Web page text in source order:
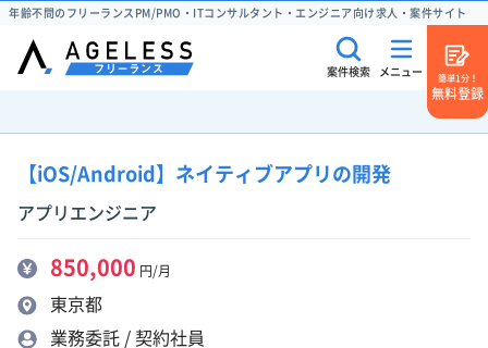
年齢不問のフリーランスPM/PMO・ITコンサルタント・エンジニア向け求人・案件サイト
案件検索 メニュー
簡単1分！
無料登録
【iOS/Android】ネイティブアプリの開発
アプリエンジニア
850,000 円/月
東京都
業務委託 / 契約社員